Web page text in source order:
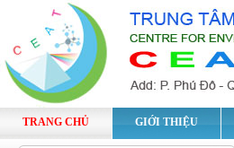
TRANG CHỦ GIỚI THIỆU